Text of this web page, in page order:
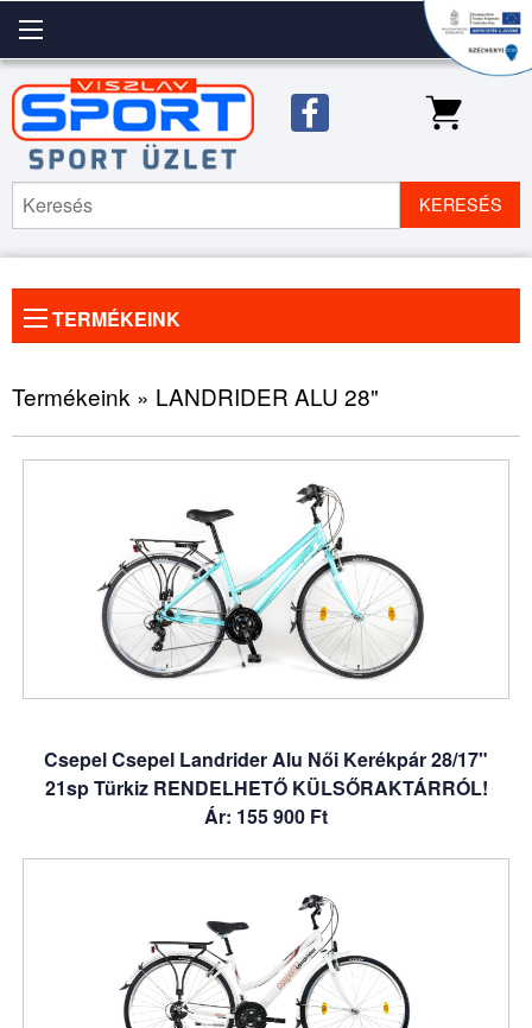
KERESÉS
TERMÉKEINK
kép
Termékeink » LANDRIDER ALU 28"
Csepel Csepel Landrider Alu Női Kerékpár 28/17"
21sp Türkiz RENDELHETŐ KÜLSŐRAKTÁRRÓL!
Ár: 155 900 Ft